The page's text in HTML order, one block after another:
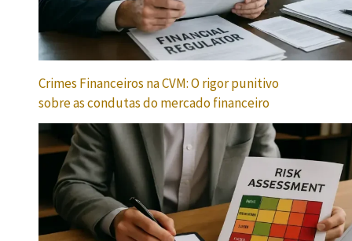
Crimes Financeiros na CVM: O rigor punitivo
sobre as condutas do mercado financeiro